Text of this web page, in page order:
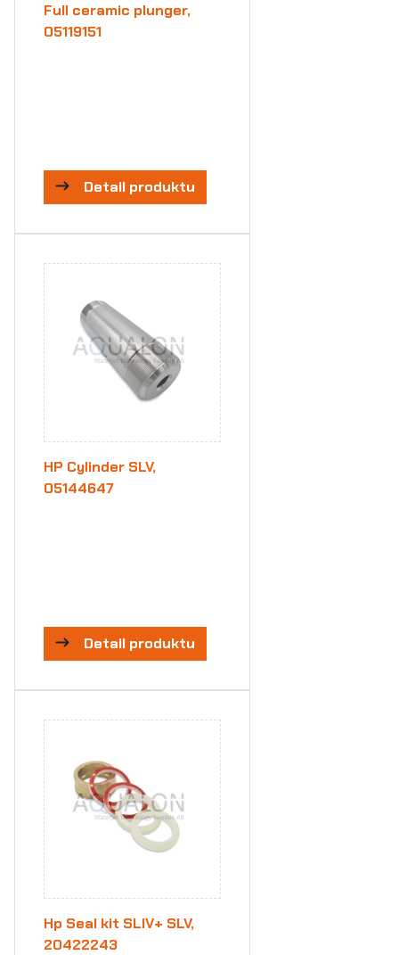
Full ceramic plunger,
05119151
Detail produktu
HP Cylinder SLV,
05144647
Detail produktu
Hp Seal kit SLIV+ SLV,
20422243